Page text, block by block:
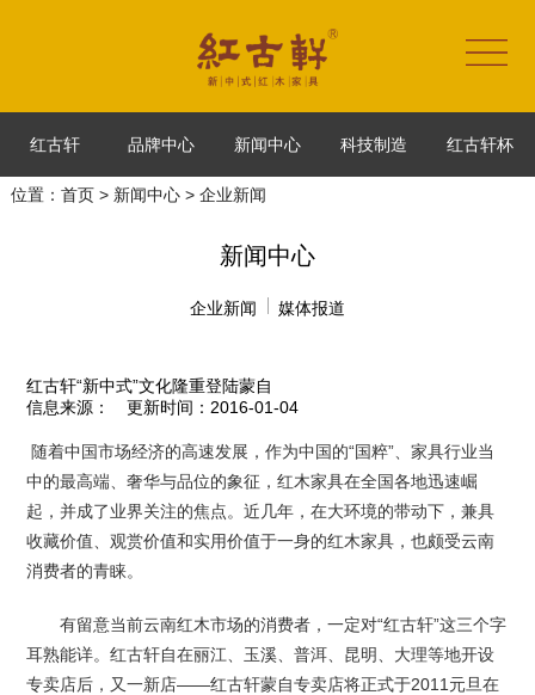
红古轩 品牌中心 新闻中心 科技制造 红古轩杯
位置： 首页> 新闻中心> 企业新闻
新闻中心
企业新闻 媒体报道
红古轩“新中式”文化隆重登陆蒙自
信息来源：
更新时间：2016-01-04
随着中国市场经济的高速发展，作为中国的“国粹”、家具行业当
中的最高端、奢华与品位的象征，红木家具在全国各地迅速崛
起，并成了业界关注的焦点。近几年，在大环境的带动下，兼具
收藏价值、观赏价值和实用价值于一身的红木家具，也颇受云南
消费者的青睐。
有留意当前云南红木市场的消费者，一定对“红古轩”这三个字
耳熟能详。红古轩自在丽江、玉溪、普洱、昆明、大理等地开设
专卖店后，又一新店——红古轩蒙自专卖店将正式于2011元旦在